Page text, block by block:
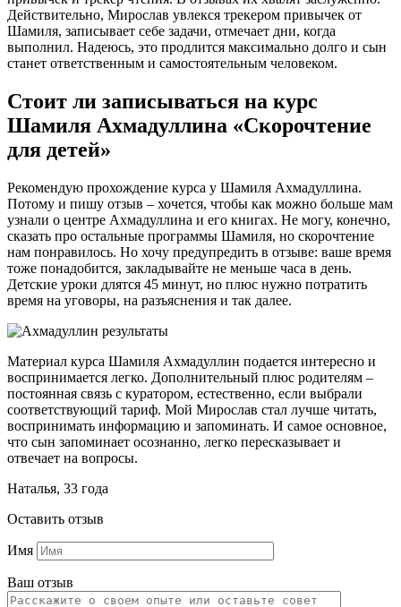
Действительно, Мирослав увлекся трекером привычек от
Шамиля, записывает себе задачи, отмечает дни, когда
выполнил. Надеюсь, это продлится максимально долго и сын
станет ответственным и самостоятельным человеком.
Стоит ли записываться на курс
Шамиля Ахмадуллина «Скорочтение
для детей»
Рекомендую прохождение курса у Шамиля Ахмадуллина.
Потому и пишу отзыв – хочется, чтобы как можно больше мам
узнали о центре Ахмадуллина и его книгах. Не могу, конечно,
сказать про остальные программы Шамиля, но скорочтение
нам понравилось. Но хочу предупредить в отзыве: ваше время
тоже понадобится, закладывайте не меньше часа в день.
Детские уроки длятся 45 минут, но плюс нужно потратить
время на уговоры, на разъяснения и так далее.
Материал курса Шамиля Ахмадуллин подается интересно и
воспринимается легко. Дополнительный плюс родителям –
постоянная связь с куратором, естественно, если выбрали
соответствующий тариф. Мой Мирослав стал лучше читать,
воспринимать информацию и запоминать. И самое основное,
что сын запоминает осознанно, легко пересказывает и
отвечает на вопросы.
Наталья, 33 года
Оставить отзыв
Имя
Ваш отзыв